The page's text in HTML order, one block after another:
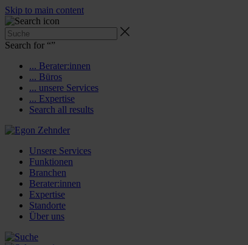
Skip to main content
Search for “”
... Berater:innen
... Büros
... unsere Services
... Expertise
Search all results
Unsere Services
Funktionen
Branchen
Berater:innen
Expertise
Standorte
Über uns